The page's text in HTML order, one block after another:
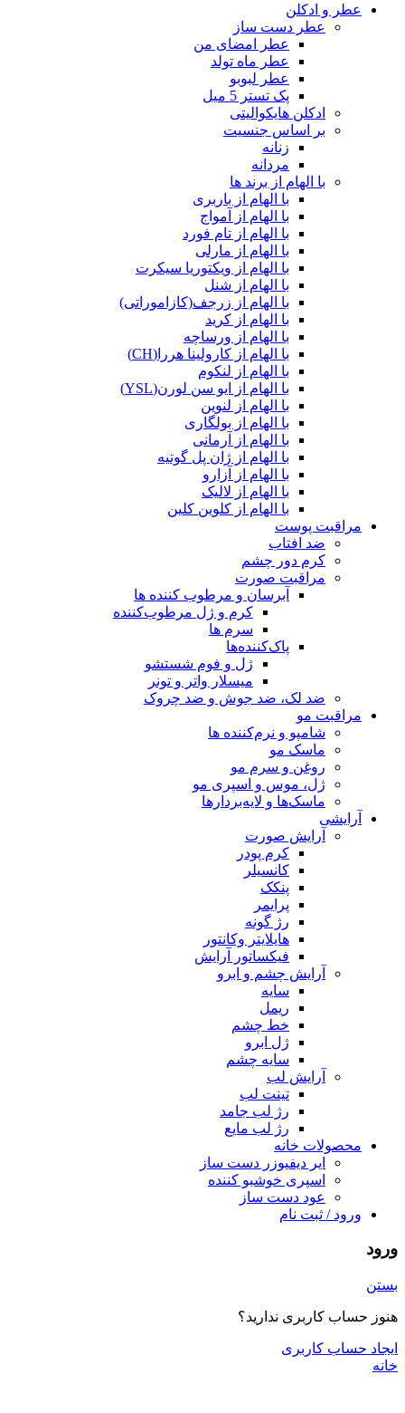
عطر و ادکلن
عطر دست ساز
عطر امضای من
عطر ماه تولد
عطر لبوبو
پک تستر 5 میل
ادکلن هایکوالیتی
بر اساس جنسیت
زنانه
مردانه
با الهام از برند ها
با الهام از باربری
با الهام از آمواج
با الهام از تام فورد
با الهام از مارلی
با الهام از ویکتوریا سیکرت
با الهام از شنل
با الهام از زرجف(کازاموراتی)
با الهام از کرید
با الهام از ورساچه
با الهام از کارولینا هررا(CH)
با الهام از لنکوم
با الهام از ایو سن لورن(YSL)
با الهام از لنوین
با الهام از بولگاری
با الهام از آرمانی
با الهام از ژان پل گوتیه
با الهام از آزارو
با الهام از لالیک
با الهام از کلوین کلین
مراقبت پوست
ضد افتاب
کرم دور چشم
مراقبت صورت
آبرسان و مرطوب کننده ها
کرم و ژل مرطوب‌کننده
سرم ها
پاک‌کننده‌ها
ژل و فوم شستشو
میسلار واتر و تونر
ضد لک، ضد جوش و ضد چروک
مراقبت مو
شامپو و نرم‌کننده ها
ماسک مو
روغن و سرم مو
ژل، موس و اسپری مو
ماسک‌ها و لایه‌بردارها
آرایشی
آرایش صورت
کرم پودر
کانسیلر
پنکک
پرایمر
رژ گونه
هایلایتر وکانتور
فیکساتور آرایش
آرایش چشم و ابرو
سایه
ریمل
خط چشم
ژل ابرو
سایه چشم
آرایش لب
تینت لب
رژ لب جامد
رژ لب مایع
محصولات خانه
ایر دیفیوزر دست ساز
اسپری خوشبو کننده
عود دست ساز
ورود / ثبت نام
ورود
بستن
هنوز حساب کاربری ندارید؟
ایجاد حساب کاربری
خانه